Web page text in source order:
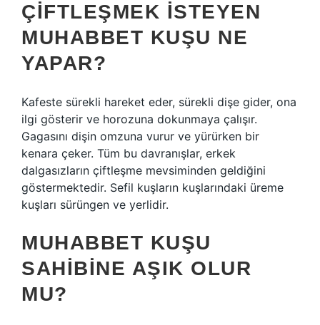
ÇIFTLEŞMEK ISTEYEN
MUHABBET KUŞU NE
YAPAR?
Kafeste sürekli hareket eder, sürekli dişe gider, ona
ilgi gösterir ve horozuna dokunmaya çalışır.
Gagasını dişin omzuna vurur ve yürürken bir
kenara çeker. Tüm bu davranışlar, erkek
dalgasızların çiftleşme mevsiminden geldiğini
göstermektedir. Sefil kuşların kuşlarındaki üreme
kuşları sürüngen ve yerlidir.
MUHABBET KUŞU
SAHIBINE AŞIK OLUR
MU?